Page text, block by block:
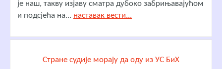
је наш, такву изјаву сматра дубоко забрињавајућом
и подсјећа на... наставак вести...
Стране судије морају да оду из УС БиХ